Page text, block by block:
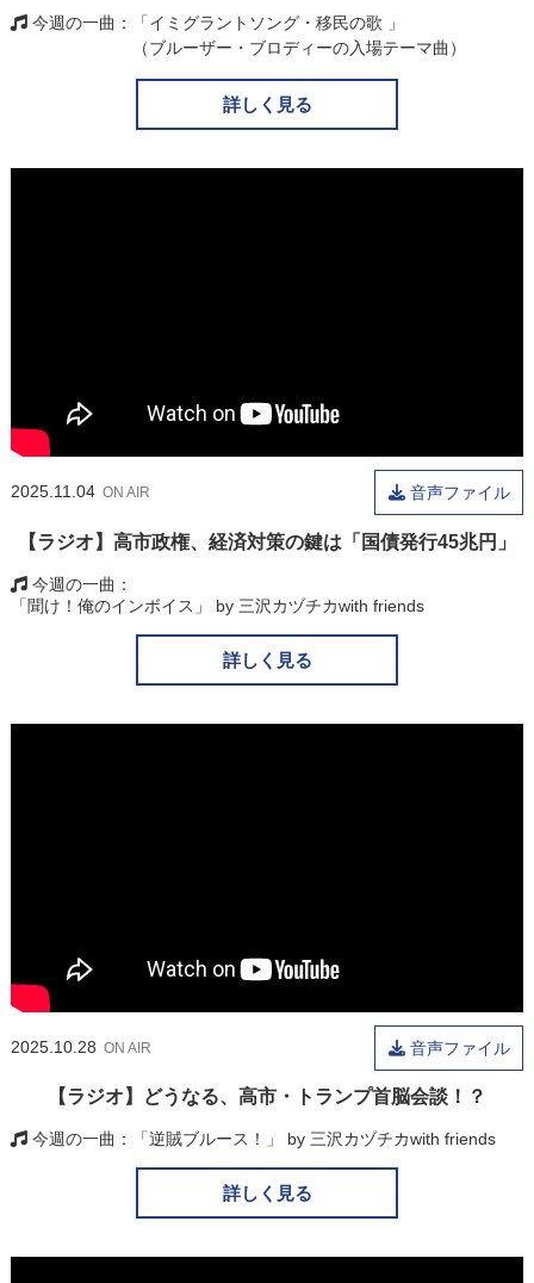
今週の一曲
「イミグラントソング・移民の歌 」
（ブルーザー・ブロディーの入場テーマ曲）
詳しく見る
2025.11.04 ON AIR 音声ファイル
【ラジオ】高市政権、経済対策の鍵は「国債発行45兆円」
今週の一曲
「聞け！俺のインボイス」 by 三沢カヅチカwith friends
詳しく見る
2025.10.28 ON AIR 音声ファイル
【ラジオ】どうなる、高市・トランプ首脳会談！？
今週の一曲 「逆賊ブルース！」 by 三沢カヅチカwith friends
詳しく見る